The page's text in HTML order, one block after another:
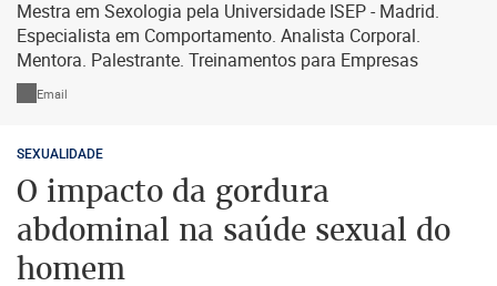
Mestra em Sexologia pela Universidade ISEP - Madrid.
Especialista em Comportamento. Analista Corporal.
Mentora. Palestrante. Treinamentos para Empresas
Email
SEXUALIDADE
O impacto da gordura
abdominal na saúde sexual do
homem